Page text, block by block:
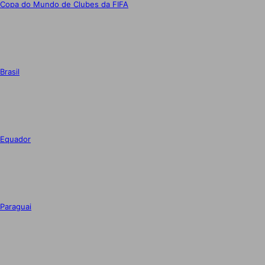
Copa do Mundo de Clubes da FIFA
Brasil
Equador
Paraguai